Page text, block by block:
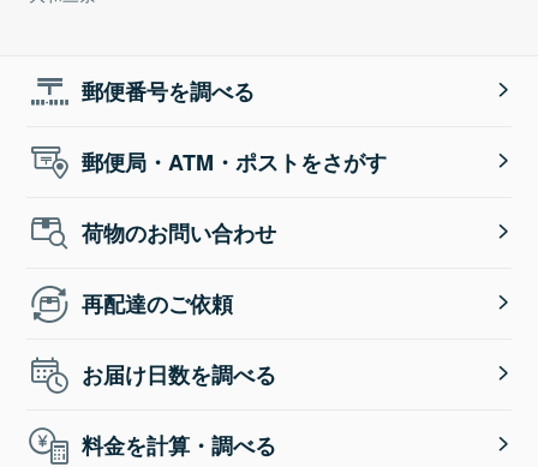
郵便番号を調べる
郵便局・ATM・ポストをさがす
荷物のお問い合わせ
再配達のご依頼
お届け日数を調べる
料金を計算・調べる